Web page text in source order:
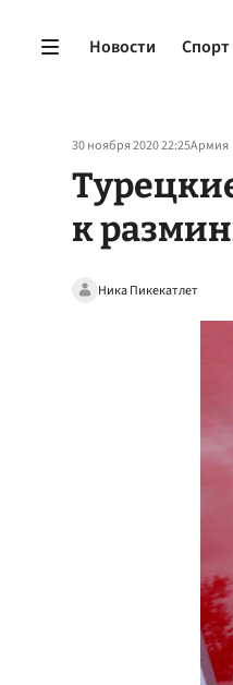
Новости Спорт
30 ноября 2020 22:25Армия
к
Ника Пикекатлет